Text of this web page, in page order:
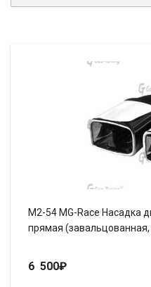
M2-54 MG-Race Насадка
прямая
6 500₽